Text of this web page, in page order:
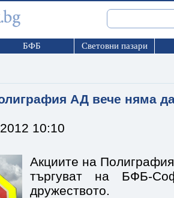
БФБ Световни пазари
АД вече няма
10:10
Акциите на
търгуват на БФБ-
дружеството.